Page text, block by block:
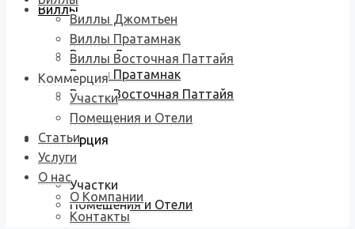
Виллы
Виллы Джомтьен
Виллы Пратамнак
Виллы Восточная Паттайя
Коммерция
Участки
Помещения и Отели
Виллы Джомтьен
Виллы Пратамнак
Виллы Восточная Паттайя
Коммерция
Участки
Помещения и Отели
Статьи
Услуги
О нас
О Компании
Контакты